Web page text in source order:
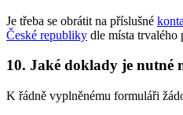
Je třeba se obrátit na příslušné
České republiky dle místa trvalého
10. Jaké doklady je nutné
K řádně vyplněnému formuláři